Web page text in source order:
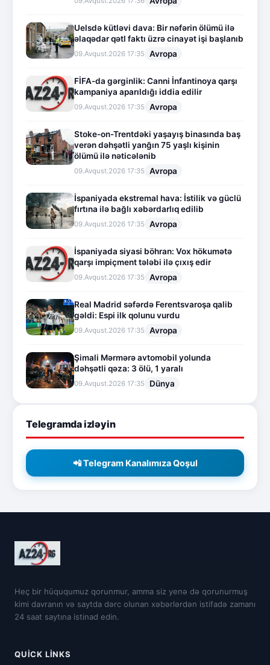
Uelsdə kütləvi dava: Bir nəfərin ölümü ilə
əlaqədar qətl faktı üzrə cinayət işi başlanıb
09.Avqust.2026 17:35 Avropa
FİFA-da gərginlik: Canni İnfantinoya qarşı
kampaniya aparıldığı iddia edilir
09.Avqust.2026 17:35 Avropa
Stoke-on-Trentdəki yaşayış binasında baş
verən dəhşətli yanğın 75 yaşlı kişinin
ölümü ilə nəticələnib
09.Avqust.2026 17:35 Avropa
İspaniyada ekstremal hava: İstilik və güclü
fırtına ilə bağlı xəbərdarlıq edilib
09.Avqust.2026 17:35 Avropa
İspaniyada siyasi böhran: Vox hökumətə
qarşı impiçment tələbi ilə çıxış edir
09.Avqust.2026 17:35 Avropa
Real Madrid səfərdə Ferentsvaroşa qalib
gəldi: Espi ilk qolunu vurdu
09.Avqust.2026 17:35 Avropa
Şimali Mərmərə avtomobil yolunda
dəhşətli qəza: 3 ölü, 1 yaralı
09.Avqust.2026 17:35 Dünya
Telegramda izləyin
📲 Telegram Kanalımıza Qoşul
Heç bir hüququmuz qorunmur, amma siz yenə də qorunurmuş
kimi davranın və saytda dərc olunan xəbərlərdən istifadə zamanı
24 saat saytına istinad edin.
QUICK LINKS